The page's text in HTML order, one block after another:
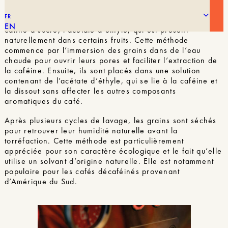
FR
EN
Cette technique utilise un solvant naturel dérivé de la
canne à sucre, l’acétate d’éthyle, qui est présent
naturellement dans certains fruits. Cette méthode
commence par l’immersion des grains dans de l’eau
chaude pour ouvrir leurs pores et faciliter l’extraction de
la caféine. Ensuite, ils sont placés dans une solution
contenant de l’acétate d’éthyle, qui se lie à la caféine et
la dissout sans affecter les autres composants
aromatiques du café.
Après plusieurs cycles de lavage, les grains sont séchés
pour retrouver leur humidité naturelle avant la
torréfaction. Cette méthode est particulièrement
appréciée pour son caractère écologique et le fait qu’elle
utilise un solvant d’origine naturelle. Elle est notamment
populaire pour les cafés décaféinés provenant
d’Amérique du Sud.